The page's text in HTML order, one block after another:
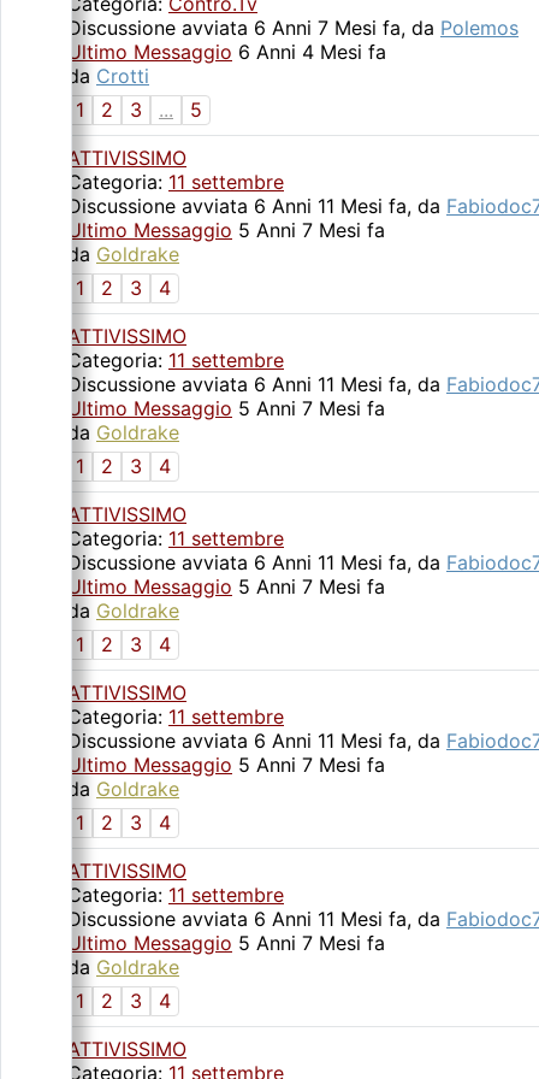
Discussione avviata 6 Anni 7 Mesi fa, da Polemos
Ultimo Messaggio 6 Anni 4 Mesi fa
da Crotti
1
2 3 ...
5
ATTIVISSIMO
Categoria: 11 settembre
Discussione avviata 6 Anni 11 Mesi fa, da
Ultimo Messaggio 5 Anni 7 Mesi fa
da Goldrake
1
2 3
4
ATTIVISSIMO
Categoria: 11 settembre
Discussione avviata 6 Anni 11 Mesi fa, da
Ultimo Messaggio 5 Anni 7 Mesi fa
da Goldrake
1
2 3
4
ATTIVISSIMO
Categoria: 11 settembre
Discussione avviata 6 Anni 11 Mesi fa, da
Ultimo Messaggio 5 Anni 7 Mesi fa
da Goldrake
1
2 3
4
ATTIVISSIMO
Categoria: 11 settembre
Discussione avviata 6 Anni 11 Mesi fa, da
Ultimo Messaggio 5 Anni 7 Mesi fa
da Goldrake
1
2 3
4
ATTIVISSIMO
Categoria: 11 settembre
Discussione avviata 6 Anni 11 Mesi fa, da
Ultimo Messaggio 5 Anni 7 Mesi fa
da Goldrake
1
2 3
4
ATTIVISSIMO
Categoria: 11 settembre